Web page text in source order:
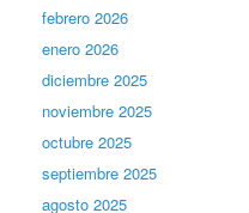
febrero 2026
enero 2026
diciembre 2025
noviembre 2025
octubre 2025
septiembre 2025
agosto 2025